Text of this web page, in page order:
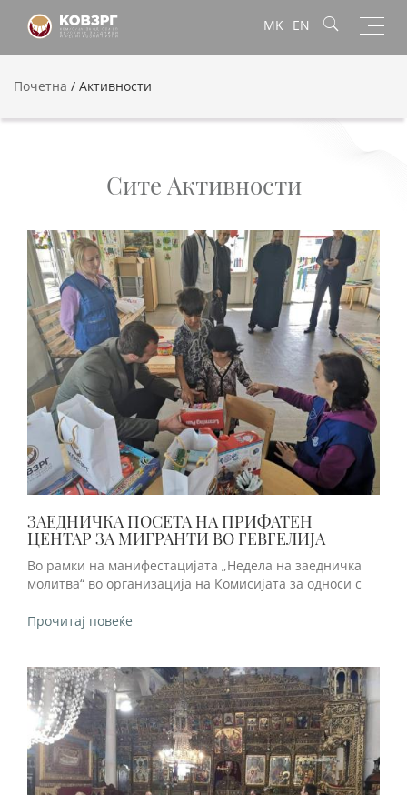
MK EN
Почетна / Активности
Сите Активности
ЗАЕДНИЧКА ПОСЕТА НА ПРИФАТЕН
ЦЕНТАР ЗА МИГРАНТИ ВО ГЕВГЕЛИЈА
Во рамки на манифестацијата „Недела на заедничка
молитва“ во организација на Комисијата за односи с
Прочитај повеќе